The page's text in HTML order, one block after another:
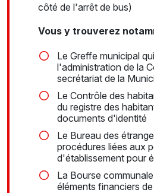
côté de l'arrêt de bus)
Vous y trouverez
Le Greffe municipal
l'administration de la
secrétariat de la
Le Contrôle des
du registre des
documents d'identité
Le Bureau des
procédures liées aux
d'établissement pour
La Bourse
éléments financiers